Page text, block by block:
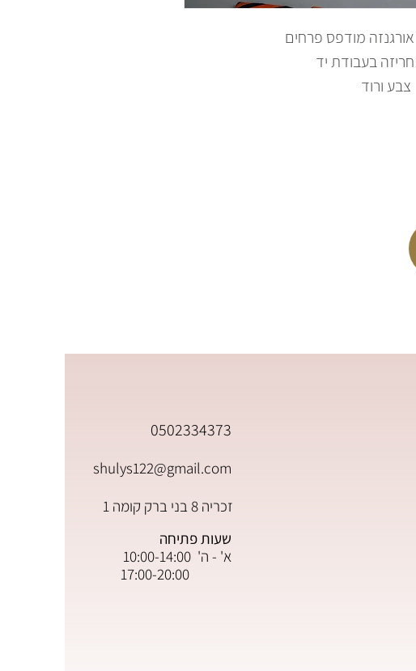
מודפס פרחים
בעבודת יד
צבע ורוד
0502334373
shulys122@gmail.com
זכריה 8 בני ברק קומה 1
שעות פתיחה
א' - ה' 10:00-14:00
17:00-20:00